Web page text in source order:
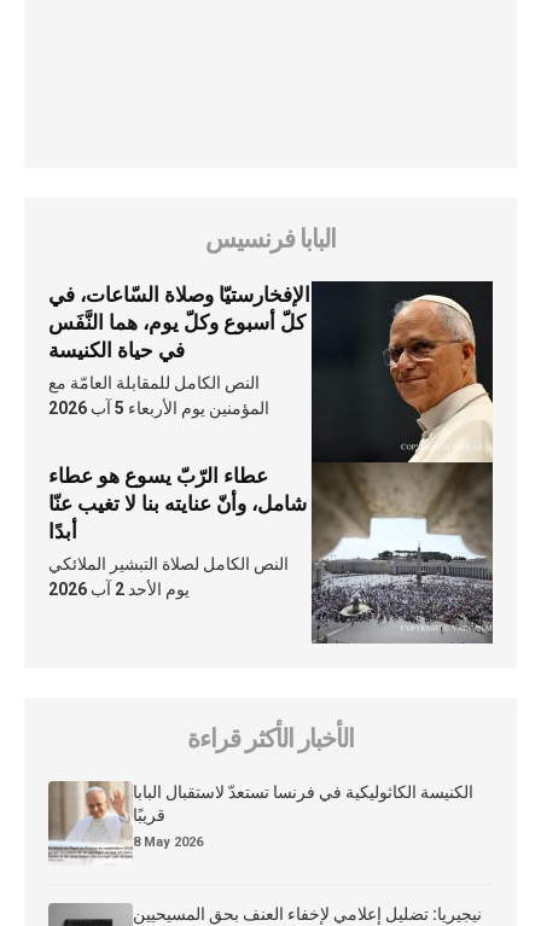
البابا فرنسيس
الإفخارستيّا وصلاة السّاعات، في
كلّ أسبوع وكلّ يوم، هما النَّفَس
في حياة الكنيسة
النص الكامل للمقابلة العامّة مع
المؤمنين يوم الأربعاء 5 آب 2026
عطاء الرّبّ يسوع هو عطاء
شامل، وأنّ عنايته بنا لا تغيب عنّا
أبدًا
النص الكامل لصلاة التبشير الملائكي
يوم الأحد 2 آب 2026
الأخبار الأكثر قراءة
الكنيسة الكاثوليكية في فرنسا تستعدّ لاستقبال البابا
قريبًا
8 May 2026
نيجيريا: تضليل إعلامي لإخفاء العنف بحق المسيحيين